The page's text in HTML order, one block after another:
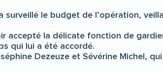
surveillé le budget de l’opération,
accepté la délicate fonction de
qui lui a été accordé.
Dezeuze et Sévérine Michel,